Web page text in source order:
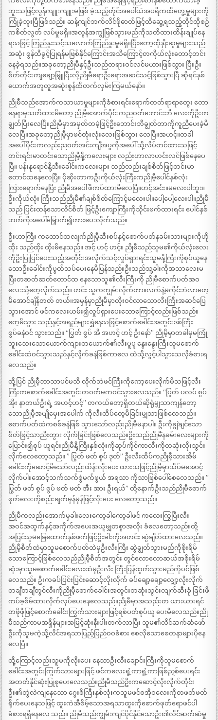
ဘူးသဖြင့်လွန်ကျူးကျူးမဖြစ် ခဲ့သည့်တ်ုင်အပေါ်ယံအပရိကထိတွေ့မှုများကို
ကြုံခဲ့ဘူးပြီဖြစ်သည်။ ဆန့်ကျင်ဘက်လိင်ဖိုဓာတ်ဖြင့်ထိဆွေ့ရသည့်တိုင်ထိုစဉ်
ကစိတ်လွတ် လပ်မှုမရှိ။အလွန်အကျွံဖြစ်သွားမည်ကိုသတိထားထိန်းချုပ်နေ
ရသဖြင့် ကြည်နူးသင့်သလောက်ကြည်နူးမှုမရှိ။ပြီးတော့ထိုနှိုးဆွမှုများသည်
အဆုံး စွန်ထိခွင့်ပြုရန်မဖြစ်နိုင်ကြောင်းအသိကြောင့်တကိုယ်လုံးတောင့်တင်း
နေခဲ့ရသည်။အခုတော့ညိုမီနှင့်ဦးသည်တရားဝင်လင်မယားဖြစ်သွား ပြီ။ဦး
စိတ်တိုင်းကျချော့မြှူပြီးလို့ညိုမီရောဦးရောအဆင်သင့်ဖြစ်သွားပြီ ဆိုရင်နှစ်
ယောက်အတူတူအဆုံးစွန်ထိတက်လှမ်းကြမယ်နော်။
ညိုမီသည်အောက်ကသာယာမှုများကိုခံစားရင်းရောက်တတ်ရာရာတွေး တော
နေရာမှသတိထားမိတော့ ညိုမီ့အောက်ပိုင်းကညဝတ်ဘောင်းဘီ လေးကိုဦးက
ချွတ်ပြီးလေပြီ။ညိုမီမှာအမှတ်တမဲ့ဖြင့်ဦးဘောင်းဘီချွတ်တာကိုကူညီပေးခဲ့မိ
လေပြီ။အခုတော့ညိုမီ့မှာဖင်တုံးလုံးလေးဖြစ်သွား လေပြီ။အဟင့်။တခါ
အပေါ်ပိုင်းကလည်းညဝတ်အင်းကျီအပွကိုအပေါ် သို့လိပ်တင်ထားသဖြင့်
တင်းရင်းမာတင်းသောညိုမီ့နို့ကလေးများ လည်းဟာလာဟင်းလင်ဖြစ်နေပေ
ပြီ။ ပန်းနုရောင်နို့သီးခေါင်းကလေးများ သည်လည်းချစ်စိတ်ဖြင့်တင်းမာ
တောင်ထနေလေပြီ။ ပိုဆိုးတာကဦးကိုယ်လုံးကြီးကညိုမီ့ပေါင်နှစ်လုံး
ကြားရောက်နေပြီး ညိုမီအပေါ်ဖိကပ်ထားမိလေပြီ။ဟင့်အင်း။မလေးပါဘူး။
ဦးကိုယ်လုံး ကြီးသည်ညိုမီ၏ချစ်စိတ်ကြောင့်မလေးပါ။ပေါ့ပေါ့လေးပါ။ညိုမီ
သည် ပြင်းထန်သောလိင်စိတ် ဖြင့်ဦးကျောကြီးကိုသိုင်းဖက်ထားရင်း ပေါင်နှစ်
ဘက်ကိုအပေါ်မြှောက်၍ကားပေးလိုက်သည်။
ဦးဟာကြီး ကထောင်ထလျက်ညိုမီ့ဆီးစပ်နှင့်စောက်ပတ်နခမ်းသားများကိုဟို
ထိုး သည်ထိုး ထိုးမိနေသည်။ အင့် ဟင့် ဟင့်။ ညိုမီသည်သူမ၏ကိုယ်လုံးလေး
ကိုဦးပြုပြင်ပေးသည့်အတိုင်းအလိုက်သင့်လှုပ်ရှားရင်းသူမနို့ကြီးကိုစုပ်ယူနေ
သောဦးခေါင်းကိုပွတ်သပ်ပေးနေမိပြန်သည်။ဦးသည်သူ့ခါးကိုအသာလေးမ
ပြီးတဆတ်ဆတ်တောင်ထ နေသောသူ၏လီးကြီးကို ညိုမီစောက်ပတ်အဝ
လေးသို့တေ့လိုက်သည်။ ဟင်း သူကကျွမ်းလိုက်တာ။လက်နဲ့မကိုင်ဘဲလာတေ့
မိအောင်ချိန်တတ် တယ်။အမှန်မှာညိုမီမှာတိုးဝင်လာသောလီးကြီးအဆင်ပြေ
သွားအောင် ဖင်ကလေးယမ်း၍လှုပ်ရှားပေးသောကြောင့်လည်းဖြစ်သည်။
တေ့မိသွား သည်နှင့်အရည်များရွှဲနေသဖြင့်စောက်ခေါင်းအတွင်းဒစ်ကြီး
စွပ်ခနဲဝင် သွားသည်။ “ပြွတ် စွပ် အိ အဟင့် ဟင့် ဦးနော်” ညိုမီ့မှာတခါမှမကြုံ
ဘူးသေးသောယောက်ကျားတယောက်၏လီးပူပူ နွေးနွေးကြီးသူမစောက်
ခေါင်းထဲဝင်သွားသည်နှင့်လှိုက်ခနဲဖြစ်ကာလေ ထဲသို့လွင့်ပါသွားသလိုခံစားရ
လေသည်။
ထို့ပြင် ညိုမီ့ဘာသာပင်မသိ လိုက်ဘဲဖင်ကြီးကိုကော့ပေးလိုက်မိသဖြင့်လီး
ကြီးကစောက်ခေါင်းအတွင်းတဝက်မကဝင်သွားလေသည်။ “ပြွတ် ပလပ် စွပ်
အိုး နာတယ်ဦးရဲ့ အဟင့်ဟင့်” တကယ်တော့ရှိတယ်ဆိုရုံမျှသာကျန်တော့
သောညိုမီ့အပျိုမှေးအပေါက် ကိုလီးထိပ်တေ့မိခြင်းမျှသာဖြစ်လေသည်။
စောက်ပတ်ထဲကစစ်ခနဲဖြစ် သွားသော်လည်းညိုမီမနာပါ။ ဦးကိုချွဲချင်သော
စိတ်ဖြင့်သာညီးတွား လိုက်ခြင်းဖြစ်လေသည်။ဦးသည်ညိုမီံနခမ်းလေးများကို
ပြောင်း၍စုပ် ယူရင်းညိုမီနို့ကြီးနှစ်လုံးကိုဆုပ်ကိုင်ကာလီးကိုတဆုံးလိုးသွင်း
လိုက်လေတော့သည်။ ” ပြွတ် ဖတ် စွပ် ဒုတ်” ဦးလီးထိပ်ကညိုမီ့သားအိမ်
ခေါင်းကိုဆောင့်မိသော်လည်းထိန်းလိုးပေး ထားသဖြင့်ညိုမီ့မှာသိပ်မအောင့်
လိုက်ပါ။အောင့်သက်သက်စွဲမက်ဖွယ် အရသာ ကိုသာဖြစ်ပေါ်စေလေသည်။ ”
ပြွတ် ဖတ် စွပ် စွပ် ဖတ် ဖတ် အီး အား ဦးရယ်” ထို့နောက်ဦးသည်ညိုမီစောက်
ဖုတ်လေးကိုစည်းချက်မှန်မှန်ဖြင့်လိုးပေး လေတော့သည်။
ညိုမီကလည်းအောက်မှခါးလေးကော့ခါကော့ခါဖင် ကလေးကြွပြီးလီး
အဝင်အထွက်နှင့်အကိုက်အပေးအယူမျှတစွာအလိုး ခံလေတော့သည်။ထို့
အပြင်သူမခြေထောက်နှစ်ဖက်ဖြင့်ဦးခါးကိုအတင်း ဆွဲချိတ်ထားလေသည်။
ညိုမီ့စိတ်ထဲမှာသူမစောက်ပတ်ထဲမှဦးလီးကြီး ဆွဲချွတ်သွားမည်ကိုစိုးရိမ်
သောကြောင့်ဖြစ်လေသည်ညိုမီ့စိတ်အတွင်း တွင်လောလောဆယ်အစိုးရိမ်
ဆုံးမှာသူမစောက်ခေါင်းလေးထဲမှဦးလီး ကြီးပြန်ထွက်သွားမည်ကိုပင်ဖြစ်
လေသည်။ ဦးကခပ်ပြင်းပြင်းဆောင့်လိုးလိုက် ခပ်ချော့ချော့လျှော့လိုးလိုက်
တချီတချီတွင်လီးကိုညိုမီ့စောက်ခေါင်းအတွင်းတဆုံးသွင်းလျက်ဆီးခုံ ခြင်းဖိ
ကပ်ခ့စိမ်ထားလိုက်လုပ်ပေးနေလေသည်။ညိုမီမှာအသည်းတ ယားယားရင်
တဖိုဖိုဖြင့်စောက်ခေါင်းကြွက်သားများဖြင့်ရစ်ပတ်စုပ်ယူ ပေးမိလေသည်။ညို
မီသည်ကာမအရှိန်များအမြင့်ဆုံးနီးပါးတက်လာပြီး သူမ၏လိင်ဆက်ဆံဖော်
ဦးကိုသူမကဲ့သို့လိင်အရသာပြည့်ပြည်ဝဝခံစား စေလိုသောစေတနာများပိုနေ
လေပြီ။
ထို့ကြောင့်လည်းသူမကိုလိုးပေး နေသာဦးလီးချောင်းကြီးကိုသူမစောက်
ခေါင်းအတွင်းကြွက်သားများဖြင့် ဖင်ကလေးရှုံ့ကာရှုံ့ကာဖြစ်ညှစ်ပေးရင်း
အတတ်နိုင်ဆုံးပြုစုပေးလေသည်။ညိုမီသည်ဦးကဆောင့်လိုးလိုက်တိုင်း
ဦး၏တွဲလဲကျနေသော ဂွေးစိကြီးနှစ်လုံးကသူမဖင်စအိုဝလေးကိုတဖတ်ဖတ်
ရိုက်ပေးနေသဖြင့် ထူးကဲအီစိမ့်သောအရသာထူးကိုစောက်ဖုတ်ရောဖင်ပါ
ခံစားရရှိနေလေ သည်။ ညိုမီသည်ကျွမ်းကျင်ပိုင်နိုင်သောဦး၏လိင်ဆက်ဆံမှု